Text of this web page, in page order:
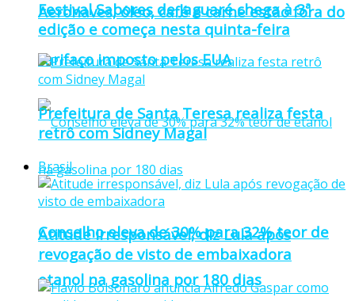
Aeronaves, óleo, café e carne estão fora do
tarifaço imposto pelos EUA
Conselho eleva de 30% para 32% teor de
etanol na gasolina por 180 dias
Festival Sabores de Jaguaré chega à 3ª
edição e começa nesta quinta-feira
Prefeitura de Santa Teresa realiza festa
retrô com Sidney Magal
Brasil
Atitude irresponsável, diz Lula após
revogação de visto de embaixadora